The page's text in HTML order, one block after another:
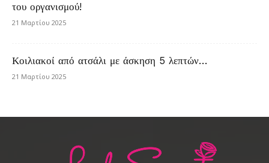
του οργανισμού!
21 Μαρτίου 2025
Κοιλιακοί από ατσάλι με άσκηση 5 λεπτών…
21 Μαρτίου 2025